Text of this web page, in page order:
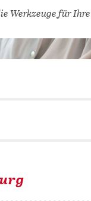
(DBIS)
SAMMLUNGEN
Werkzeuge für